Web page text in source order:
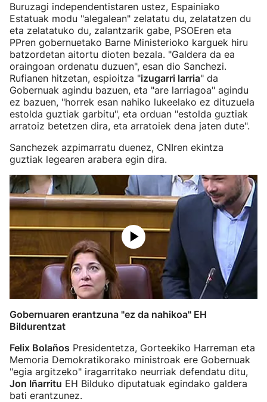
Buruzagi independentistaren ustez, Espainiako
Estatuak modu "alegalean" zelatatu du, zelatatzen du
eta zelatatuko du, zalantzarik gabe, PSOEren eta
PPren gobernuetako Barne Ministerioko karguek hiru
batzordetan aitortu dioten bezala. "Galdera da ea
oraingoan ordenatu duzuen", esan dio Sanchezi.
Rufianen hitzetan, espioitza "izugarri larria" da
Gobernuak agindu bazuen, eta "are larriagoa" agindu
ez bazuen, "horrek esan nahiko lukeelako ez dituzuela
estolda guztiak garbitu", eta orduan "estolda guztiak
arratoiz betetzen dira, eta arratoiek dena jaten dute".
Sanchezek azpimarratu duenez, CNIren ekintza
guztiak legearen arabera egin dira.
Gobernuaren erantzuna "ez da nahikoa" EH
Bildurentzat
Felix Bolaños Presidentetza, Gorteekiko Harreman eta
Memoria Demokratikorako ministroak ere Gobernuak
"egia argitzeko" iragarritako neurriak defendatu ditu,
Jon Iñarritu EH Bilduko diputatuak egindako galdera
bati erantzunez.